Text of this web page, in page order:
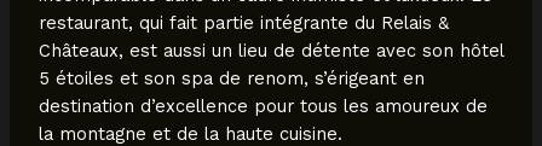
restaurant, qui fait partie intégrante du Relais &
Châteaux, est aussi un lieu de détente avec son hôtel
5 étoiles et son spa de renom, s’érigeant en
destination d’excellence pour tous les amoureux de
la montagne et de la haute cuisine.